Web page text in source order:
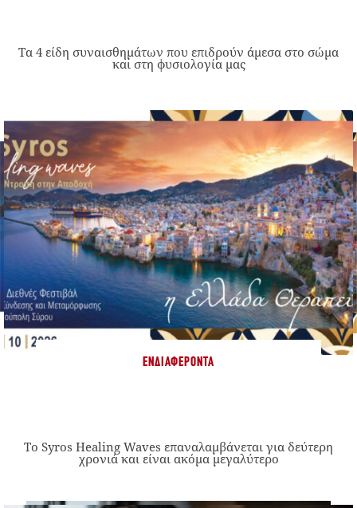
Τα 4 είδη συναισθημάτων που επιδρούν άμεσα στο σώμα
και στη φυσιολογία μας
ΕΝΔΙΑΦΈΡΟΝΤΑ
Το Syros Healing Waves επαναλαμβάνεται για δεύτερη
χρονιά και είναι ακόμα μεγαλύτερο